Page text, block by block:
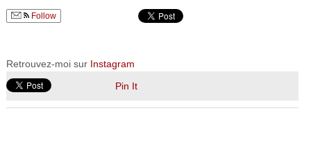
Follow
Retrouvez-moi sur Instagram
Pin It